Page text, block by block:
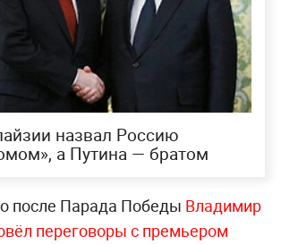
назвал Россию
а Путина — братом
после Парада Победы Владимир
переговоры с премьером